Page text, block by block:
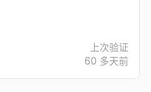
上次验证
60 多天前